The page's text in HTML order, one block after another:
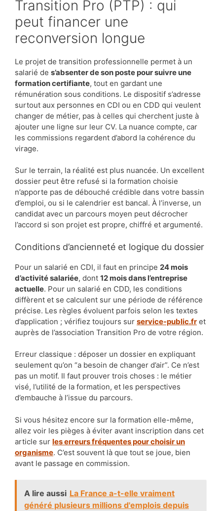
Transition Pro (PTP) : qui
peut financer une
reconversion longue
Le projet de transition professionnelle permet à un
salarié de s’absenter de son poste pour suivre une
formation certifiante, tout en gardant une
rémunération sous conditions. Le dispositif s’adresse
surtout aux personnes en CDI ou en CDD qui veulent
changer de métier, pas à celles qui cherchent juste à
ajouter une ligne sur leur CV. La nuance compte, car
les commissions regardent d’abord la cohérence du
virage.
Sur le terrain, la réalité est plus nuancée. Un excellent
dossier peut être refusé si la formation choisie
n’apporte pas de débouché crédible dans votre bassin
d’emploi, ou si le calendrier est bancal. À l’inverse, un
candidat avec un parcours moyen peut décrocher
l’accord si son projet est propre, chiffré et argumenté.
Conditions d’ancienneté et logique du dossier
Pour un salarié en CDI, il faut en principe 24 mois
d’activité salariée, dont 12 mois dans l’entreprise
actuelle. Pour un salarié en CDD, les conditions
diffèrent et se calculent sur une période de référence
précise. Les règles évoluent parfois selon les textes
d’application ; vérifiez toujours sur service-public.fr et
auprès de l’association Transition Pro de votre région.
Erreur classique : déposer un dossier en expliquant
seulement qu’on “a besoin de changer d’air”. Ce n’est
pas un motif. Il faut prouver trois choses : le métier
visé, l’utilité de la formation, et les perspectives
d’embauche à l’issue du parcours.
Si vous hésitez encore sur la formation elle-même,
allez voir les pièges à éviter avant inscription dans cet
article sur les erreurs fréquentes pour choisir un
organisme. C’est souvent là que tout se joue, bien
avant le passage en commission.
A lire aussi La France a-t-elle vraiment
généré plusieurs millions d'emplois depuis